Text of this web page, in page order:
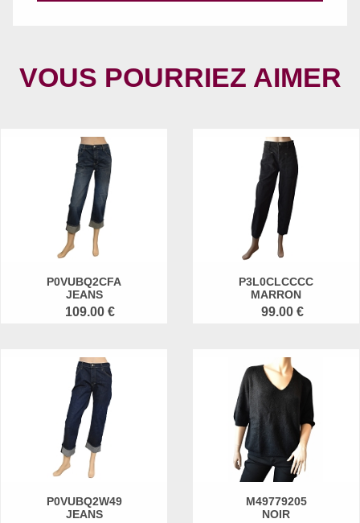
VOUS POURRIEZ AIMER
P0VUBQ2CFA
JEANS
109.00 €
P3L0CLCCCC
MARRON
99.00 €
P0VUBQ2W49
JEANS
M49779205
NOIR